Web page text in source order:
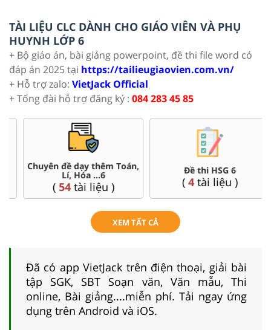
TÀI LIỆU CLC DÀNH CHO GIÁO VIÊN VÀ PHỤ
HUYNH LỚP 6
+ Bộ giáo án, bài giảng powerpoint, đề thi file word có
đáp án 2025 tại https://tailieugiaovien.com.vn/
+ Hỗ trợ zalo: VietJack Official
+ Tổng đài hỗ trợ đăng ký : 084 283 45 85
Đề thi HSG 6
4tài liệu )
Trắc nghiệm đúng sai 6
26tài liệu )
XEM TẤT CẢ
Đã có app VietJack trên điện thoại, giải bài
tập SGK, SBT Soạn văn, Văn mẫu, Thi
online, Bài giảng....miễn phí. Tải ngay ứng
dụng trên Android và iOS.